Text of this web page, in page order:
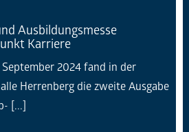
Ausbildungsmesse
Karriere
September 2024 fand in der
Herrenberg die zweite Ausgabe
[...]